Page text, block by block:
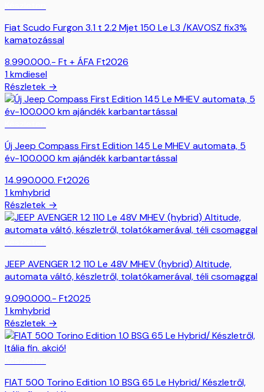
Fiat Scudo Furgon 3.1 t 2.2 Mjet 150 Le L3 /KAVOSZ fix3%
kamatozással
8.990.000.- Ft + ÁFA Ft2026
1kmdiesel
Részletek →
Új Jeep Compass First Edition 145 Le MHEV automata, 5
év-100.000 km ajándék karbantartással
14.990.000. Ft2026
1kmhybrid
Részletek →
JEEP AVENGER 1.2 110 Le 48V MHEV (hybrid) Altitude,
automata váltó, készletről, tolatókamerával, téli csomaggal
9.090.000.- Ft2025
1kmhybrid
Részletek →
FIAT 500 Torino Edition 1.0 BSG 65 Le Hybrid/ Készletről,